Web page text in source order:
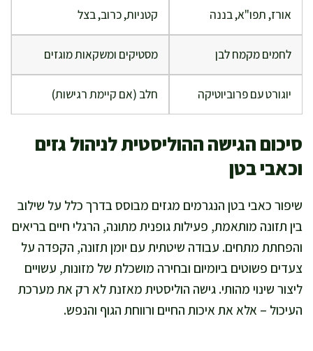
אורז, תפו"א, בננה קטניות, כרוב, בצל
לחמים מקמח לבן מסטיקים ומשקאות מוגזים
יוגורט עם פרוביוטיקה חלב (אם קיימת רגישות)
סיכום הגישה ההוליסטית לניהול גזים
וכאבי בטן
שיפור כאבי בטן הנגרמים מגזים מבוסס בדרך כלל על שילוב
בין תזונה מותאמת, פעילות גופנית מתונה, הרגלי חיים בריאים
והפחתת מתחים. עבודה שיטתית עם יומן תזונה, הקפדה על
צעדים פשוטים ביומיום ובחירה מושכלת של מזונות, עשויים
ליצור שינוי מהותי. גישה הוליסטית מאזנת לא רק את מערכת
העיכול – אלא את איכות החיים ורווחת הגוף והנפש.